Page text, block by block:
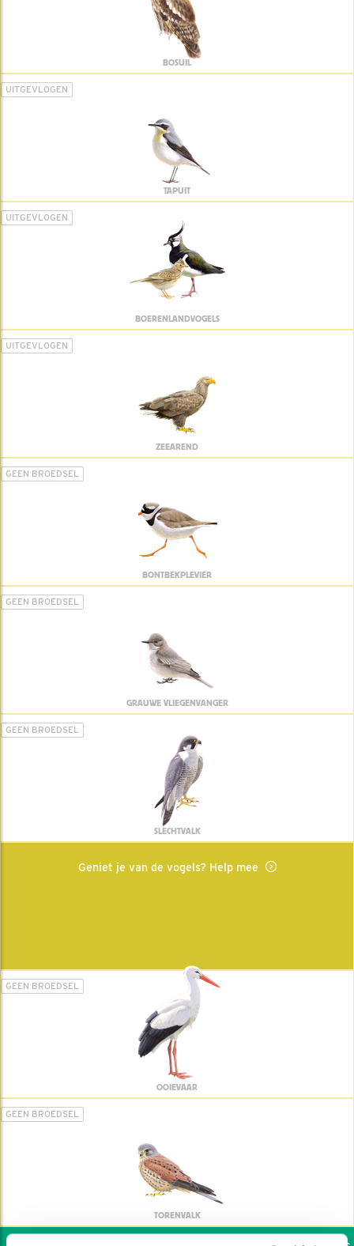
BOSUIL
UITGEVLOGEN
TAPUIT
UITGEVLOGEN
BOERENLANDVOGELS
UITGEVLOGEN
ZEEAREND
GEEN BROEDSEL
BONTBEKPLEVIER
GEEN BROEDSEL
GRAUWE VLIEGENVANGER
GEEN BROEDSEL
SLECHTVALK
Geniet je van de vogels? Help mee
GEEN BROEDSEL
OOIEVAAR
GEEN BROEDSEL
TORENVALK